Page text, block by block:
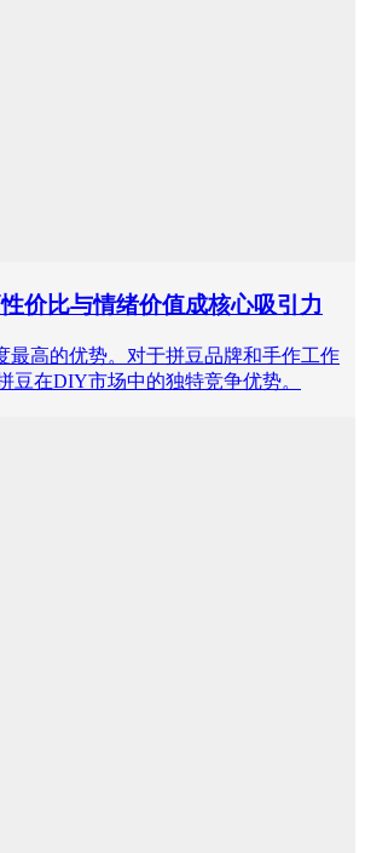
价比与情绪价值成核心吸引力
最高的优势。对于拼豆品牌和手作工作
在DIY市场中的独特竞争优势。